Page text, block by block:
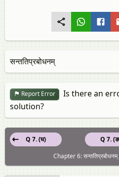
सन्ततिप्रबोधनम्
Report Error
Is there an
solution?
Q 7.
Q 7. (घ)
Chapter 6: